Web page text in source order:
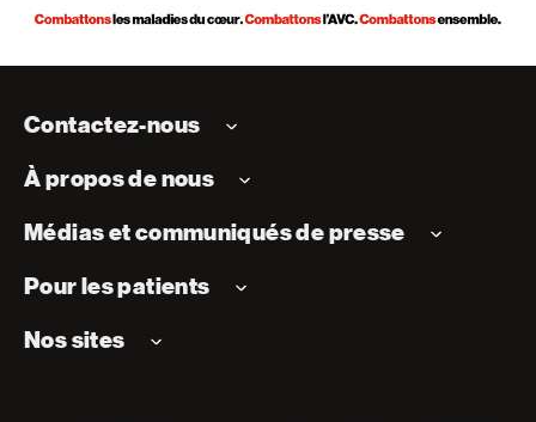
Contactez-nous
À propos de nous
Médias et communiqués de presse
Pour les patients
Nos sites